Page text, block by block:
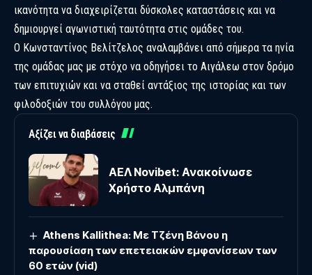
ικανότητα να διαχειρίζεται δύσκολες καταστάσεις και να
δημιουργεί αγωνιστική ταυτότητα στις ομάδες του.
Ο Κωνσταντίνος Βελίτζελος αναλαμβάνει από σήμερα τα ηνία
της ομάδας μας με στόχο να οδηγήσει το Αιγάλεω στον δρόμο
των επιτυχιών και να σταθεί αντάξιος της ιστορίας και των
φιλοδοξιών του συλλόγου μας.
Αξίζει να διαβάσεις
ΑΕΛ Novibet: Ανακοίνωσε
Χρήστο Αλμπάνη
Athens Kallithea: Με Τζένη Βάνου η
παρουσίαση των επετειακών εμφανίσεων των
60 ετών (vid)